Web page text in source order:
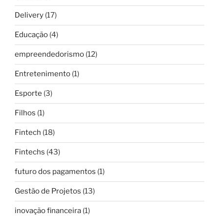
Delivery (17)
Educação (4)
empreendedorismo (12)
Entretenimento (1)
Esporte (3)
Filhos (1)
Fintech (18)
Fintechs (43)
futuro dos pagamentos (1)
Gestão de Projetos (13)
inovação financeira (1)